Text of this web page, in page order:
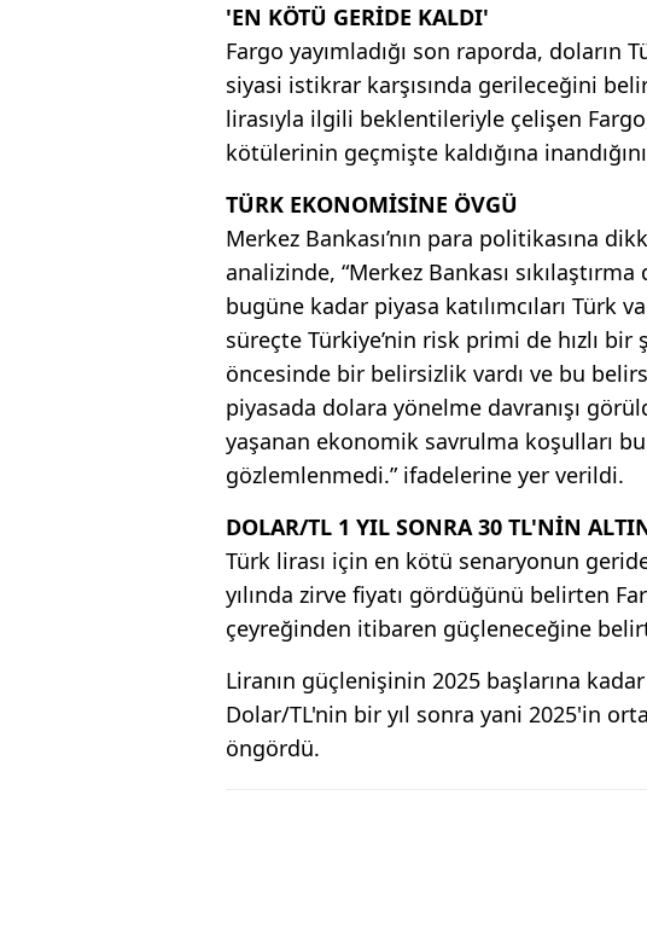
'EN KÖTÜ GERİDE KALDI'
Fargo yayımladığı son raporda, doların
siyasi istikrar karşısında gerileceğini
lirasıyla ilgili beklentileriyle çelişen
kötülerinin geçmişte kaldığına
TÜRK EKONOMİSİNE ÖVGÜ
Merkez Bankası’nın para politikasına
analizinde, “Merkez Bankası
bugüne kadar piyasa katılımcıları Türk
süreçte Türkiye’nin risk primi de hızlı
öncesinde bir belirsizlik vardı ve bu
piyasada dolara yönelme davranışı
yaşanan ekonomik savrulma koşulları
gözlemlenmedi.” ifadelerine yer verildi.
DOLAR/TL 1 YIL SONRA 30 TL'NİN
Türk lirası için en kötü senaryonun
yılında zirve fiyatı gördüğünü belirten
çeyreğinden itibaren güçleneceğine
Liranın güçlenişinin 2025 başlarına
Dolar/TL'nin bir yıl sonra yani 2025'in
öngördü.